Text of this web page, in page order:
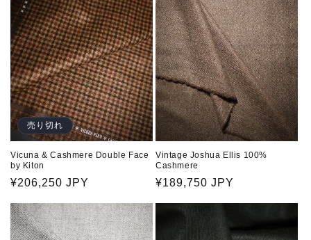
売り切れ
Vicuna & Cashmere Double Face
by Kiton
通
価
格
¥206,250 JPY
Vintage Joshua Ellis 100%
Cashmere
通
¥189,750 JPY